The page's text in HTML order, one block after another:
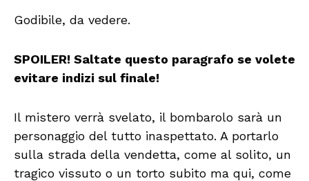
Godibile, da vedere.
SPOILER! Saltate questo paragrafo se volete
evitare indizi sul finale!
Il mistero verrà svelato, il bombarolo sarà un
personaggio del tutto inaspettato. A portarlo
sulla strada della vendetta, come al solito, un
tragico vissuto o un torto subito ma qui, come